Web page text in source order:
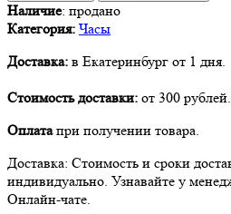
Наличие: продано
Категория: Часы
Доставка: в Екатеринбург от 1 дня.
Стоимость доставки: от 300 рублей.
Оплатапри получении товара.
Доставка: Стоимость и сроки
индивидуально. Узнавайте у
Онлайн-чате.